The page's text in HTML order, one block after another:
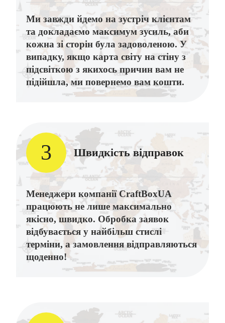
Ми завжди йдемо на зустріч клієнтам
та докладаємо максимум зусиль, аби
кожна зі сторін була задоволеною. У
випадку, якщо карта світу на стіну з
підсвіткою з якихось причин вам не
підійшла, ми повернемо вам кошти.
3 Швидкість відправок
Менеджери компанії CraftBoxUA
працюють не лише максимально
якісно, швидко. Обробка заявок
відбувається у найбільш стислі
терміни, а замовлення відправляються
щоденно!